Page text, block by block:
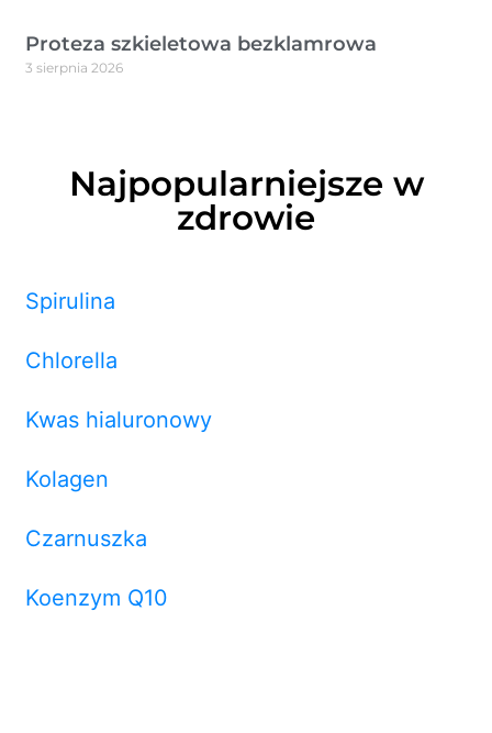
Proteza szkieletowa bezklamrowa
3 sierpnia 2026
Najpopularniejsze w
zdrowie
Spirulina
Chlorella
Kwas hialuronowy
Kolagen
Czarnuszka
Koenzym Q10